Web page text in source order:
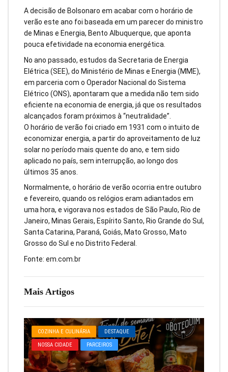
Mais Artigos
COZINHA E CULINÁRIA DESTAQUE
NOSSA CIDADE PARCEIROS
A decisão de Bolsonaro em acabar com o horário de
verão este ano foi baseada em um parecer do ministro
de Minas e Energia, Bento Albuquerque, que aponta
pouca efetividade na economia energética.
No ano passado, estudos da Secretaria de Energia
Elétrica (SEE), do Ministério de Minas e Energia (MME),
em parceria com o Operador Nacional do Sistema
Elétrico (ONS), apontaram que a medida não tem sido
eficiente na economia de energia, já que os resultados
alcançados foram próximos à “neutralidade”.
O horário de verão foi criado em 1931 com o intuito de
economizar energia, a partir do aproveitamento de luz
solar no período mais quente do ano, e tem sido
aplicado no país, sem interrupção, ao longo dos
últimos 35 anos.
Normalmente, o horário de verão ocorria entre outubro
e fevereiro, quando os relógios eram adiantados em
uma hora, e vigorava nos estados de São Paulo, Rio de
Janeiro, Minas Gerais, Espírito Santo, Rio Grande do Sul,
Santa Catarina, Paraná, Goiás, Mato Grosso, Mato
Grosso do Sul e no Distrito Federal.
Fonte: em.com.br